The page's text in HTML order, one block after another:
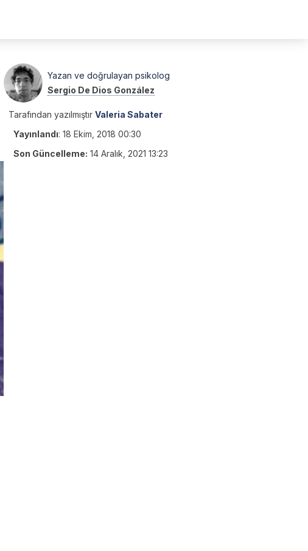
Yazan ve doğrulayan psikolog
Sergio De Dios González
Tarafından yazılmıştır Valeria Sabater
Yayınlandı: 18 Ekim, 2018 00:30
Son Güncelleme: 14 Aralık, 2021 13:23